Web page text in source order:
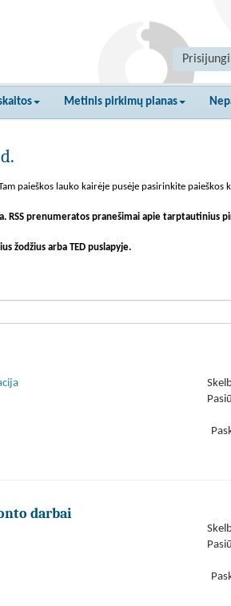
Metinis pirkimų planas
paieškos lauko kairėje pusėje pasirinkite paieškos
RSS prenumeratos pranešimai apie tarptautinius
žodžius arba TED puslapyje.
darbai